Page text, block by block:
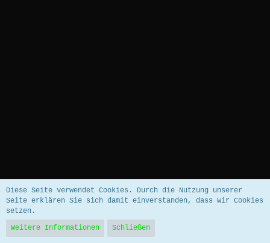
Community-Software:WoltLab Suite™ 5.5.26
Diese Seite verwendet Cookies. Durch die Nutzung unserer
Seite erklären Sie sich damit einverstanden, dass wir Cookies
setzen.
Weitere Informationen
Schließen